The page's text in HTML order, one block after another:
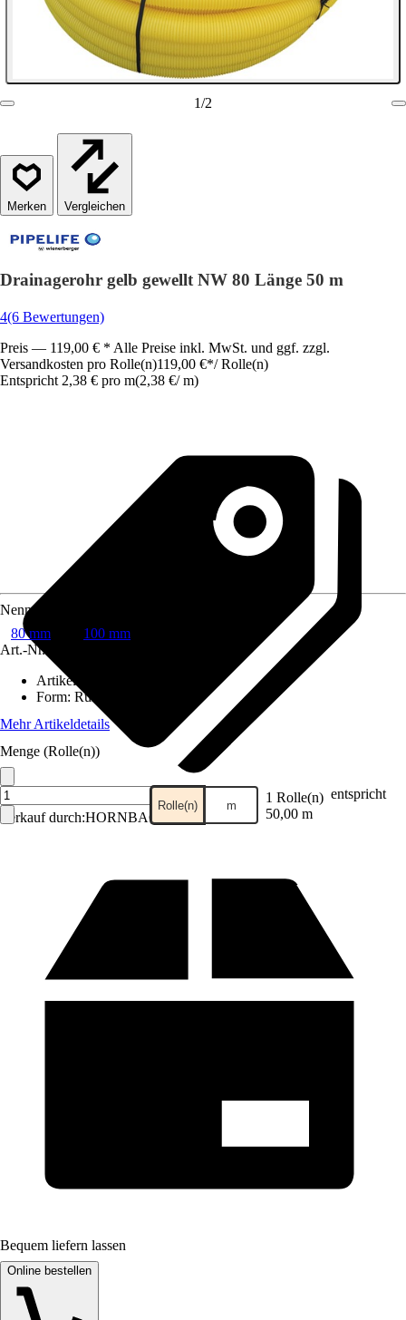
1/2
Vergleichen
Drainagerohr gelb gewellt NW 80 Länge 50 m
4(6 Bewertungen)
Preis — 119,00 € * Alle Preise inkl. MwSt. und ggf. zzgl.
Versandkosten pro Rolle(n)119,00 €*/ Rolle(n)
Entspricht 2,38 € pro m(2,38 €/ m)
Verkauf durch:HORNBACH
Nennweite
80 mm
100 mm
Art.-Nr.
Artikeltyp
Form: Rund
Mehr Artikeldetails
Menge (Rolle(n))
Rolle(n) m 1 Rolle(n) entspricht
50,00 m
Bequem liefern lassen
Online bestellen